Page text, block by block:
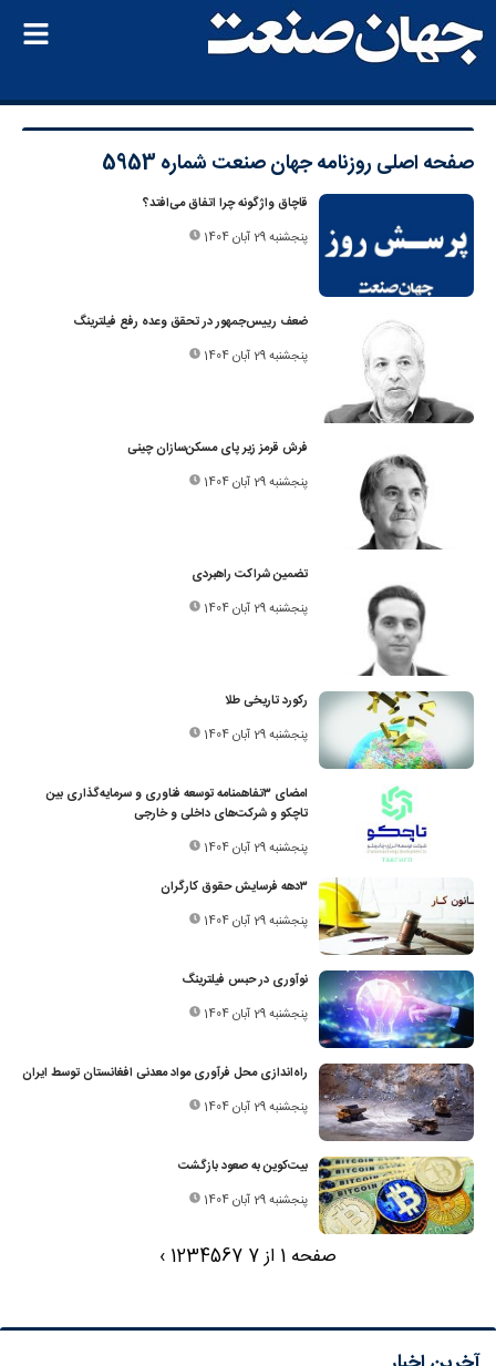
صفحه اصلی روزنامه جهان صنعت شماره 5953
قاچاق واژگونه چرا اتفاق می‌افتد؟
پنجشنبه 29 آبان 1404
ضعف رییس‌جمهور در تحقق وعده رفع فیلترینگ
پنجشنبه 29 آبان 1404
فرش قرمز زیر پای مسکن‌سازان چینی
پنجشنبه 29 آبان 1404
تضمین شراکت راهبردی
پنجشنبه 29 آبان 1404
رکورد تاریخی طلا
پنجشنبه 29 آبان 1404
امضای ۳تفاهمنامه توسعه فناوری و سرمایه‌گذاری بین
تاچکو و شرکت‌های داخلی و خارجی
پنجشنبه 29 آبان 1404
۳دهه فرسایش حقوق کارگران
پنجشنبه 29 آبان 1404
نوآوری در حبس فیلترینگ
پنجشنبه 29 آبان 1404
راه‌اندازی محل فرآوری مواد معدنی افغانستان توسط ایران
پنجشنبه 29 آبان 1404
بیت‌کوین به صعود بازگشت
پنجشنبه 29 آبان 1404
صفحه 1 از 7 1234567
›